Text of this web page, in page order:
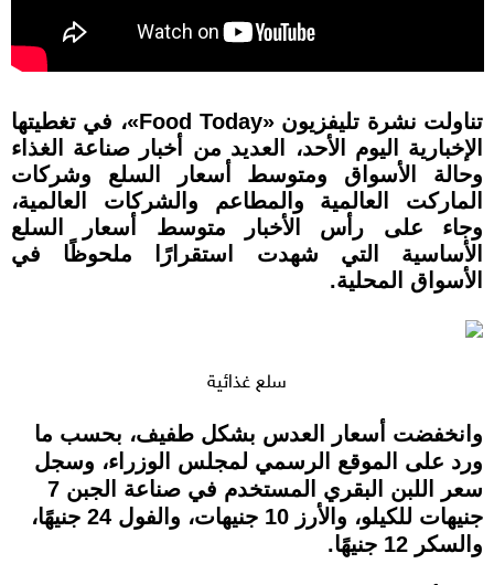
تناولت نشرة تليفزيون «Food Today»، في تغطيتها
الإخبارية اليوم الأحد، العديد من أخبار صناعة الغذاء
وحالة الأسواق ومتوسط أسعار السلع وشركات
الماركت العالمية والمطاعم والشركات العالمية،
وجاء على رأس الأخبار متوسط أسعار السلع
الأساسية التي شهدت استقرارًا ملحوظًا في
الأسواق المحلية.
سلع غذائية
وانخفضت أسعار العدس بشكل طفيف، بحسب ما
ورد على الموقع الرسمي لمجلس الوزراء، وسجل
سعر اللبن البقري المستخدم في صناعة الجبن 7
جنيهات للكيلو، والأرز 10 جنيهات، والفول 24 جنيهًا،
والسكر 12 جنيهًا.